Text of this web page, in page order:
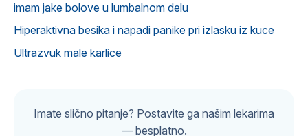
imam jake bolove u lumbalnom delu
Hiperaktivna besika i napadi panike pri izlasku iz kuce
Ultrazvuk male karlice
Imate slično pitanje? Postavite ga našim lekarima
— besplatno.